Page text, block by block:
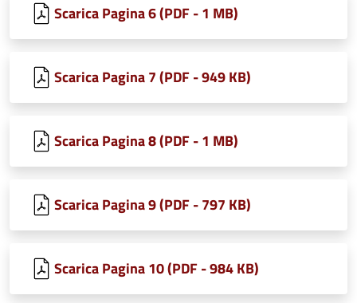
Scarica Pagina 6 (PDF - 1 MB)
Scarica Pagina 7 (PDF - 949 KB)
Scarica Pagina 8 (PDF - 1 MB)
Scarica Pagina 9 (PDF - 797 KB)
Scarica Pagina 10 (PDF - 984 KB)